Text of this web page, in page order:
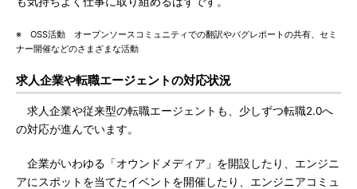
※ OSS活動 オープンソースコミュニティでの翻訳やバグレポートの共有、セミ
ナー開催などのさまざまな活動
求人企業や転職エージェントの対応状況
求人企業や従来型の転職エージェントも、少しずつ転職2.0へ
の対応が進んでいます。
企業がいわゆる「オウンドメディア」を開設したり、エンジニ
アにスポットを当てたイベントを開催したり、エンジニアコミュ